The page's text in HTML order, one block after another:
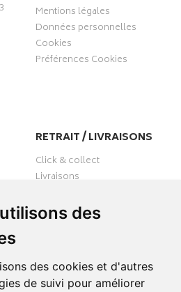
des
des cookies et d'autres
de suivi pour améliorer
Mentions légales
Données personnelles
Cookies
Préférences Cookies
RETRAIT / LIVRAISONS
Click & collect
Livraisons